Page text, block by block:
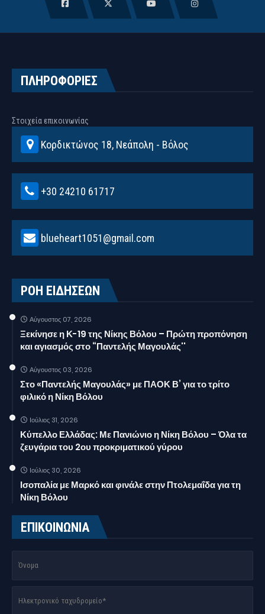
ΠΛΗΡΟΦΟΡΙΕΣ
Στοιχεία επικοινωνίας
Κορδικτώνος 18, Νεάπολη - Βόλος
+30 24210 61717
blueheart1051@gmail.com
ΡΟΗ ΕΙΔΗΣΕΩΝ
Αύγουστος 07, 2026
Ξεκίνησε η Κ-19 της Νίκης Βόλου – Πρώτη προπόνηση
και αγιασμός στο “Παντελής Μαγουλάς''
Αύγουστος 03, 2026
Στο «Παντελής Μαγουλάς» με ΠΑΟΚ Β’ για το τρίτο
φιλικό η Νίκη Βόλου
Ιούλιος 31, 2026
Κύπελλο Ελλάδας: Με Πανιώνιο η Νίκη Βόλου – Όλα τα
ζευγάρια του 2ου προκριματικού γύρου
Ιούλιος 30, 2026
Ισοπαλία με Μαρκό και φινάλε στην Πτολεμαΐδα για τη
Νίκη Βόλου
ΕΠΙΚΟΙΝΩΝΙΑ